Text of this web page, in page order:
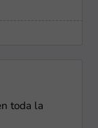
toda la